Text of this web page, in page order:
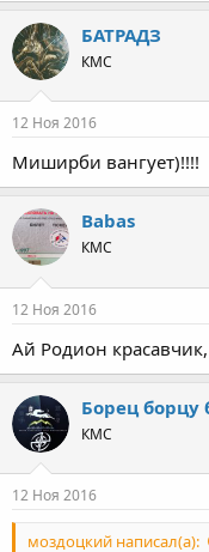
БАТРАДЗ
КМС
12 Ноя 2016
Миширби вангует)!!!!
Babas
КМС
12 Ноя 2016
Ай Родион
Борец борцу
КМС
12 Ноя 2016
моздоцкий написал(а):